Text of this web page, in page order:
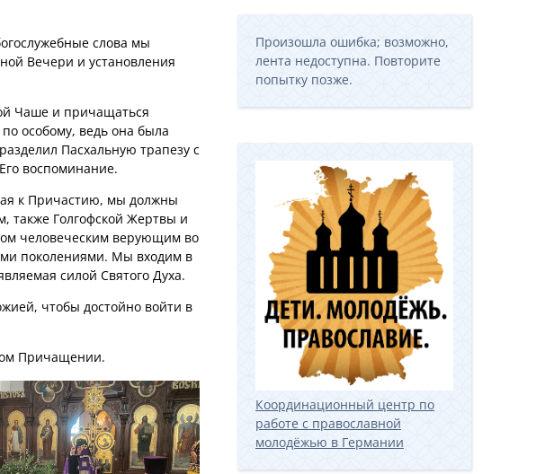
слова мы
Вечери и установления
Чаше и причащаться
особому, ведь она была
Пасхальную трапезу с
воспоминание.
к Причастию, мы должны
также Голгофской Жертвы и
человеческим верующим во
поколениями. Мы входим в
силой Святого Духа.
чтобы достойно войти в
Причащении.
Произошла ошибка; возможно,
лента недоступна. Повторите
попытку позже.
Координационный центр по
работе с православной
молодёжью в Германии